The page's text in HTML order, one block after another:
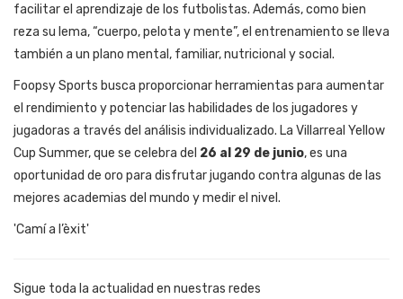
facilitar el aprendizaje de los futbolistas. Además, como bien
reza su lema, “cuerpo, pelota y mente”, el entrenamiento se lleva
también a un plano mental, familiar, nutricional y social.
Foopsy Sports busca proporcionar herramientas para aumentar
el rendimiento y potenciar las habilidades de los jugadores y
jugadoras a través del análisis individualizado. La Villarreal Yellow
Cup Summer, que se celebra del 26 al 29 de junio, es una
oportunidad de oro para disfrutar jugando contra algunas de las
mejores academias del mundo y medir el nivel.
'Camí a l’èxit'
Sigue toda la actualidad en nuestras redes